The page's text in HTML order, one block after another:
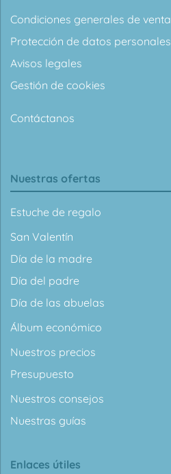
Condiciones generales de venta
Protección de datos personales
Avisos legales
Gestión de cookies
Contáctanos
Nuestras ofertas
Estuche de regalo
San Valentín
Día de la madre
Día del padre
Día de las abuelas
Álbum económico
Nuestros precios
Presupuesto
Nuestros consejos
Nuestras guías
Enlaces útiles